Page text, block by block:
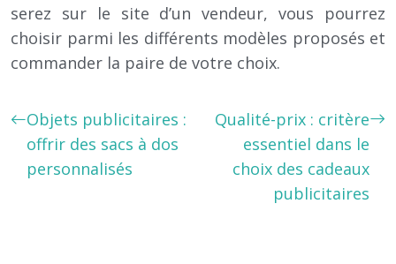
serez sur le site d’un vendeur, vous pourrez
choisir parmi les différents modèles proposés et
commander la paire de votre choix.
Objets publicitaires :
offrir des sacs à dos
personnalisés
Qualité-prix : critère
essentiel dans le
choix des cadeaux
publicitaires